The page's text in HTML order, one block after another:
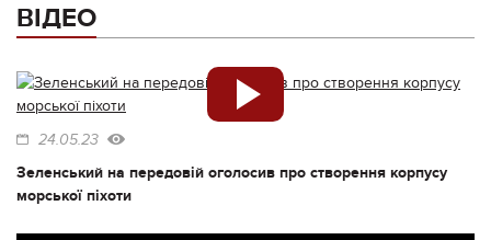
ВІДЕО
24.05.23
Зеленський на передовій оголосив про створення корпусу
морської піхоти